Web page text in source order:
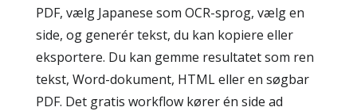
PDF, vælg Japanese som OCR-sprog, vælg en
side, og generér tekst, du kan kopiere eller
eksportere. Du kan gemme resultatet som ren
tekst, Word-dokument, HTML eller en søgbar
PDF. Det gratis workflow kører én side ad